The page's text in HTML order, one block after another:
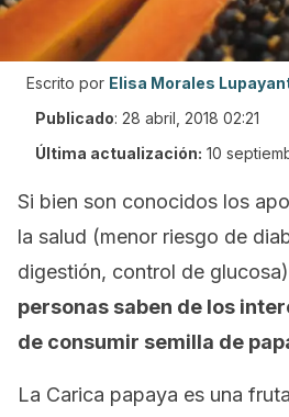
Escrito por Elisa Morales
Publicado: 28 abril, 2018 02:21
Última actualización: 10
Si bien son conocidos los
la salud (menor riesgo de
digestión, control de glucosa)
personas saben de los
de consumir semilla de
La Carica papaya es una